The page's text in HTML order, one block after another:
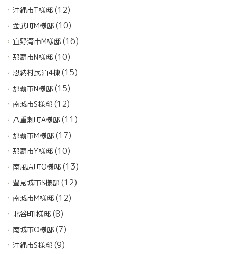
沖縄市T様邸 (12)
金武町M様邸 (10)
宜野湾市M様邸 (16)
那覇市N様邸 (10)
恩納村民泊4棟(15)
那覇市N様邸 (15)
南城市S様邸 (12)
八重瀬町A様邸 (11)
那覇市M様邸 (17)
那覇市Y様邸 (10)
南風原町O様邸 (13)
豊見城市S様邸 (12)
南城市M様邸 (12)
北谷町I様邸 (8)
南城市O様邸 (7)
沖縄市S様邸 (9)